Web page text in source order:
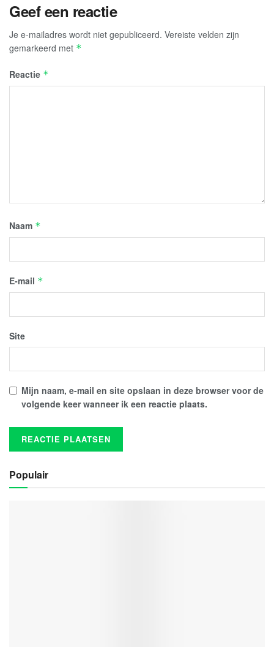
Geef een reactie
Je e-mailadres wordt niet gepubliceerd. Vereiste velden zijn
gemarkeerd met *
Reactie *
Naam *
E-mail *
Site
Mijn naam, e-mail en site opslaan in deze browser voor de
volgende keer wanneer ik een reactie plaats.
Populair